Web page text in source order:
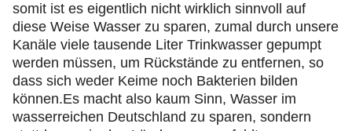
somit ist es eigentlich nicht wirklich sinnvoll auf
diese Weise Wasser zu sparen, zumal durch unsere
Kanäle viele tausende Liter Trinkwasser gepumpt
werden müssen, um Rückstände zu entfernen, so
dass sich weder Keime noch Bakterien bilden
können.Es macht also kaum Sinn, Wasser im
wasserreichen Deutschland zu sparen, sondern